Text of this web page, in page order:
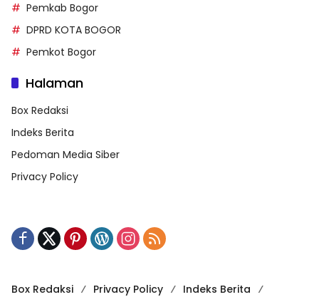
Pemkab Bogor
DPRD KOTA BOGOR
Pemkot Bogor
Halaman
Box Redaksi
Indeks Berita
Pedoman Media Siber
Privacy Policy
Box Redaksi Privacy Policy Indeks Berita